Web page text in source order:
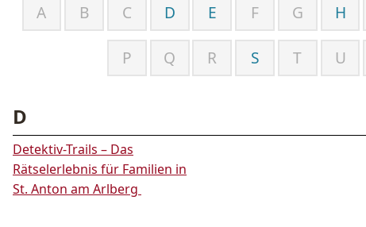
A B C D E F G H
P Q R S T U
D
Detektiv-Trails – Das
Rätselerlebnis für Familien in
St. Anton am Arlberg